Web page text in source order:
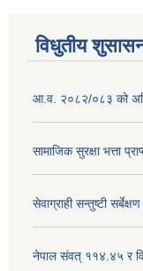
विधुतीय
आ.व. २०८२/०८३ को
सामाजिक सुरक्षा भत्ता
सेवाग्राही सन्तुष्टी
नेपाल संवत् ११४.४५ र